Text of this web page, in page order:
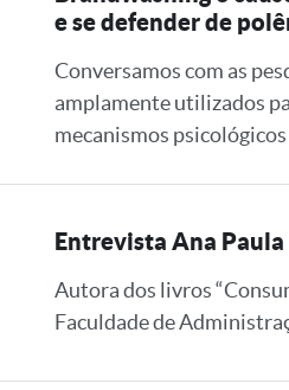
e se defender de
Conversamos com as
amplamente utilizados
mecanismos
Entrevista Ana
Autora dos livros
Faculdade de